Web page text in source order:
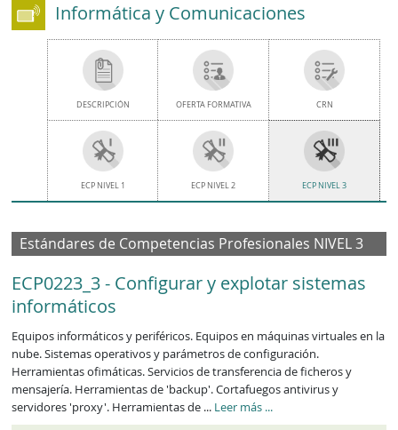
Informática y Comunicaciones
DESCRIPCIÓN OFERTA FORMATIVA CRN
ECP NIVEL 1 ECP NIVEL 2 ECP NIVEL 3
Estándares de Competencias Profesionales NIVEL 3
ECP0223_3 - Configurar y explotar sistemas
informáticos
Equipos informáticos y periféricos. Equipos en máquinas virtuales en la
nube. Sistemas operativos y parámetros de configuración.
Herramientas ofimáticas. Servicios de transferencia de ficheros y
mensajería. Herramientas de 'backup'. Cortafuegos antivirus y
servidores 'proxy'. Herramientas de ... Leer más ECP0223_3
...